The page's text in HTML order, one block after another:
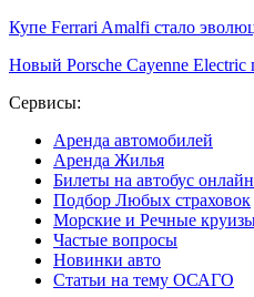
Купе Ferrari Amalfi стало
Новый Porsche Cayenne Electric
Сервисы:
Аренда автомобилей
Аренда Жилья
Билеты на автобус онлайн
Подбор Любых страховок
Морские и Речные
Частые вопросы
Новинки авто
Статьи на тему ОСАГО